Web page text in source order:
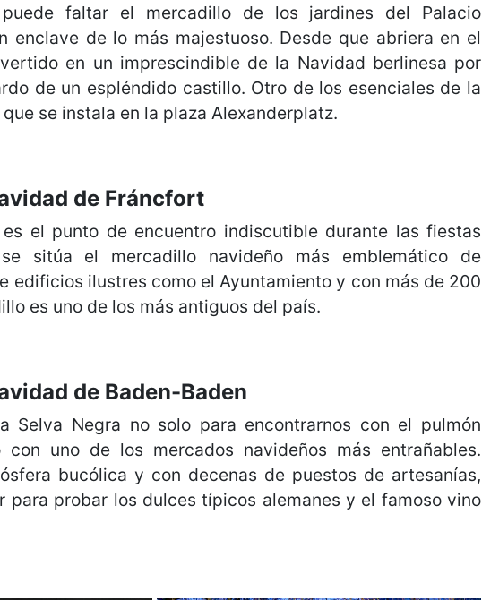
faltar el mercadillo de los jardines del Palacio
enclave de lo más majestuoso. Desde que abriera en el
en un imprescindible de la Navidad berlinesa por
de un espléndido castillo. Otro de los esenciales de la
se instala en la plaza Alexanderplatz.
de Fráncfort
es el punto de encuentro indiscutible durante las fiestas
sitúa el mercadillo navideño más emblemático de
edificios ilustres como el Ayuntamiento y con más de 200
es uno de los más antiguos del país.
de Baden-Baden
Selva Negra no solo para encontrarnos con el pulmón
uno de los mercados navideños más entrañables.
bucólica y con decenas de puestos de artesanías,
para probar los dulces típicos alemanes y el famoso vino